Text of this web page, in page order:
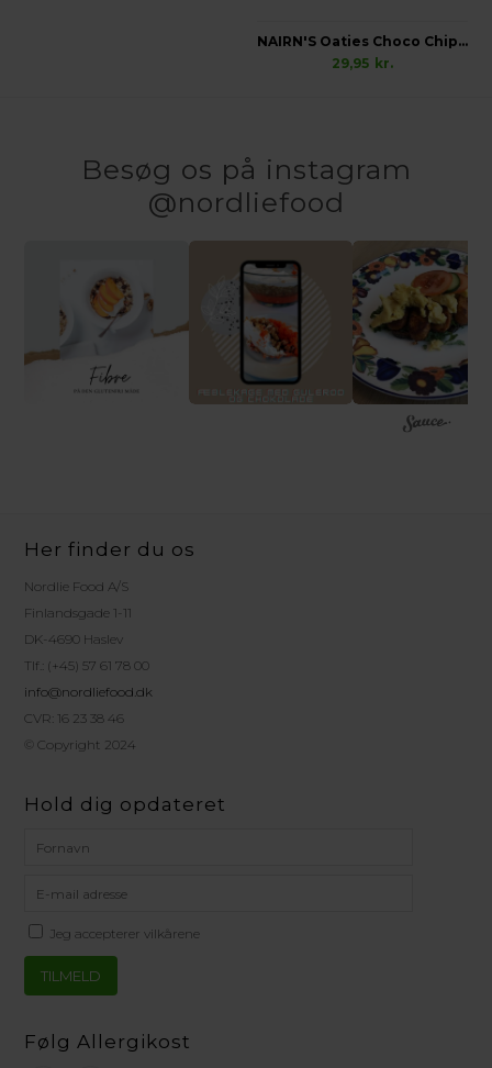
NAIRN'S Oaties Choco Chip, Vegetarisk Glutenfri
29,95 kr.
Besøg os på instagram
@nordliefood
Her finder du os
Nordlie Food A/S
Finlandsgade 1-11
DK-4690 Haslev
Tlf.: (+45) 57 61 78 00
info@nordliefood.dk
CVR: 16 23 38 46
© Copyright 2024
Hold dig opdateret
Jeg accepterer vilkårene
Følg Allergikost